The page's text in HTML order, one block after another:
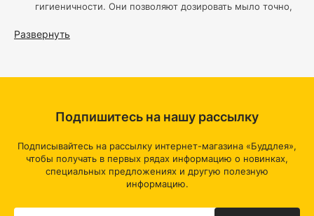
гигиеничности. Они позволяют дозировать мыло точно,
заражения.
Стильный дизайн:Мы гордимся богатством дизайнов и
минималистичных пластиковых вариантов до
изысканных дозаторов из нержавеющей стали – у нас
есть варианты для каждого стиля ванной комнаты.
Развернуть
Подпишитесь на нашу рассылку
Подписывайтесь на рассылку интернет-магазина «Буддлея»,
чтобы получать в первых рядах информацию о новинках,
специальных предложениях и другую полезную
информацию.